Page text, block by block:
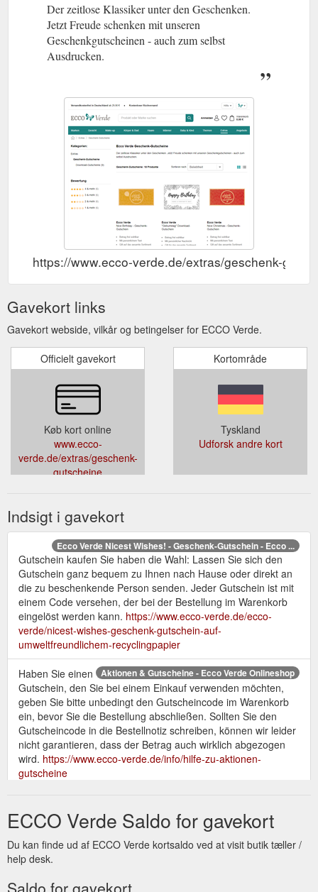
Der zeitlose Klassiker unter den Geschenken.
Jetzt Freude schenken mit unseren
Geschenkgutscheinen - auch zum selbst
Ausdrucken.
https://www.ecco-verde.de/extras/geschenk-
Gavekort links
Gavekort webside, vilkår og betingelser for ECCO Verde.
Officielt gavekort
Køb kort online
www.ecco-
verde.de/extras/geschenk-
gutscheine
Kortområde
Tyskland
Udforsk andre kort
Indsigt i gavekort
Ecco Verde Nicest Wishes! - Geschenk-Gutschein - Ecco ...
Gutschein kaufen Sie haben die Wahl: Lassen Sie sich den
Gutschein ganz bequem zu Ihnen nach Hause oder direkt an
die zu beschenkende Person senden. Jeder Gutschein ist mit
einem Code versehen, der bei der Bestellung im Warenkorb
eingelöst werden kann. https://www.ecco-verde.de/ecco-
verde/nicest-wishes-geschenk-gutschein-auf-
umweltfreundlichem-recyclingpapier
Aktionen & Gutscheine - Ecco Verde Onlineshop
Haben Sie einen
Gutschein, den Sie bei einem Einkauf verwenden möchten,
geben Sie bitte unbedingt den Gutscheincode im Warenkorb
ein, bevor Sie die Bestellung abschließen. Sollten Sie den
Gutscheincode in die Bestellnotiz schreiben, können wir leider
nicht garantieren, dass der Betrag auch wirklich abgezogen
wird. https://www.ecco-verde.de/info/hilfe-zu-aktionen-
gutscheine
Wählen Sie aus einer Vielzahl an Geschenk-Gutscheinen des
Naturkosmetikshops Ecco Verde! Gleich bestellen oder selbst
ausdrucken! . Kostenlose Lieferung ab 29,90 €
https://www.ecco-verde.de/extras/geschenk-gutscheine
Ecco Verde "Geburtstag" Geschenk-Gutschein - Ecco Verde ...
ECCO Verde Saldo for gavekort
Du kan finde ud af ECCO Verde kortsaldo ved at visit butik tæller /
help desk.
Saldo for gavekort